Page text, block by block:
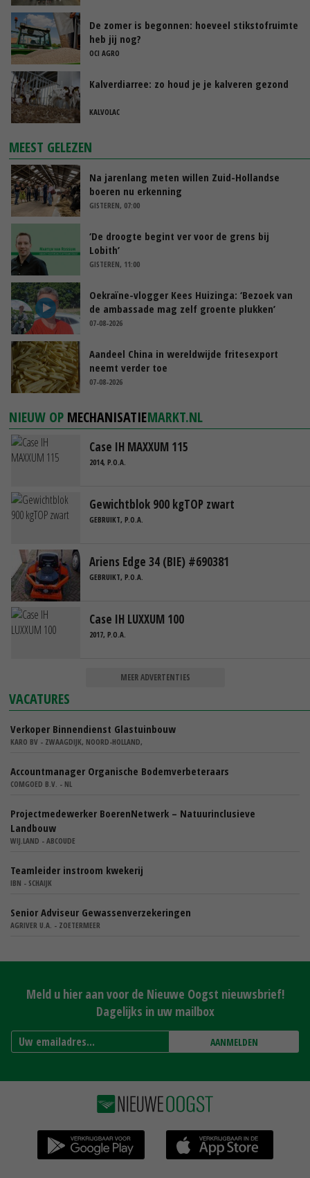
De zomer is begonnen: hoeveel stikstofruimte
heb jij nog?
OCI AGRO
Kalverdiarree: zo houd je je kalveren gezond
KALVOLAC
MEEST GELEZEN
Na jarenlang meten willen Zuid-Hollandse
boeren nu erkenning
GISTEREN, 07:00
‘De droogte begint ver voor de grens bij
Lobith’
GISTEREN, 11:00
Oekraïne-vlogger Kees Huizinga: ‘Bezoek van
de ambassade mag zelf groente plukken’
07-08-2026
Aandeel China in wereldwijde fritesexport
neemt verder toe
07-08-2026
NIEUW OP MECHANISATIEMARKT.NL
Case IH MAXXUM 115
2014, P.O.A.
Gewichtblok 900 kgTOP zwart
GEBRUIKT, P.O.A.
Ariens Edge 34 (BIE) #690381
GEBRUIKT, P.O.A.
Case IH LUXXUM 100
2017, P.O.A.
MEER ADVERTENTIES
VACATURES
Verkoper Binnendienst Glastuinbouw
KARO BV - ZWAAGDIJK, NOORD-HOLLAND,
Accountmanager Organische Bodemverbeteraars
COMGOED B.V. - NL
Projectmedewerker BoerenNetwerk – Natuurinclusieve
Landbouw
WIJ.LAND - ABCOUDE
Teamleider instroom kwekerij
IBN - SCHAIJK
Senior Adviseur Gewassenverzekeringen
AGRIVER U.A. - ZOETERMEER
Meld u hier aan voor de Nieuwe Oogst nieuwsbrief!
Dagelijks in uw mailbox
AANMELDEN